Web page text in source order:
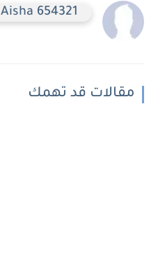
Aisha 654321
مقالات قد تهمك